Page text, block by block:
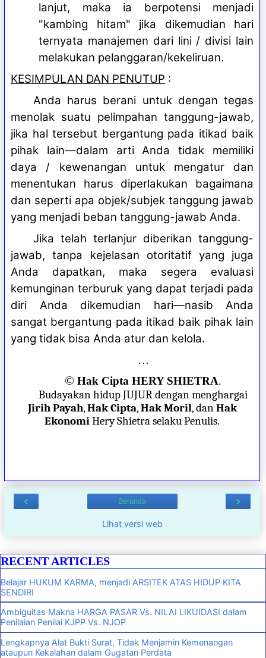
lanjut, maka ia berpotensi menjadi
"kambing hitam" jika dikemudian hari
ternyata manajemen dari lini / divisi lain
melakukan pelanggaran/kekeliruan.
KESIMPULAN DAN PENUTUP :
Anda harus berani untuk dengan tegas
menolak suatu pelimpahan tanggung-jawab,
jika hal tersebut bergantung pada itikad baik
pihak lain—dalam arti Anda tidak memiliki
daya / kewenangan untuk mengatur dan
menentukan harus diperlakukan bagaimana
dan seperti apa objek/subjek tanggung jawab
yang menjadi beban tanggung-jawab Anda.
Jika telah terlanjur diberikan tanggung-
jawab, tanpa kejelasan otoritatif yang juga
Anda dapatkan, maka segera evaluasi
kemunginan terburuk yang dapat terjadi pada
diri Anda dikemudian hari—nasib Anda
sangat bergantung pada itikad baik pihak lain
yang tidak bisa Anda atur dan kelola.
…
©Hak Cipta HERY SHIETRA.
Budayakan hidup JUJUR dengan menghargai
Jirih Payah,Hak Cipta,Hak Moril, danHak
EkonomiHery Shietra selaku Penulis.
‹ ›
Beranda
Lihat versi web
RECENT ARTICLES
Belajar HUKUM KARMA, menjadi ARSITEK ATAS HIDUP KITA
SENDIRI
Ambiguitas Makna HARGA PASAR Vs. NILAI LIKUIDASI dalam
Penilaian Penilai KJPP Vs. NJOP
Lengkapnya Alat Bukti Surat, Tidak Menjamin Kemenangan
ataupun Kekalahan dalam Gugatan Perdata